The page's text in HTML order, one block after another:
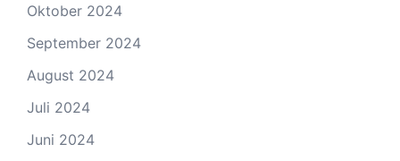
Oktober 2024
September 2024
August 2024
Juli 2024
Juni 2024